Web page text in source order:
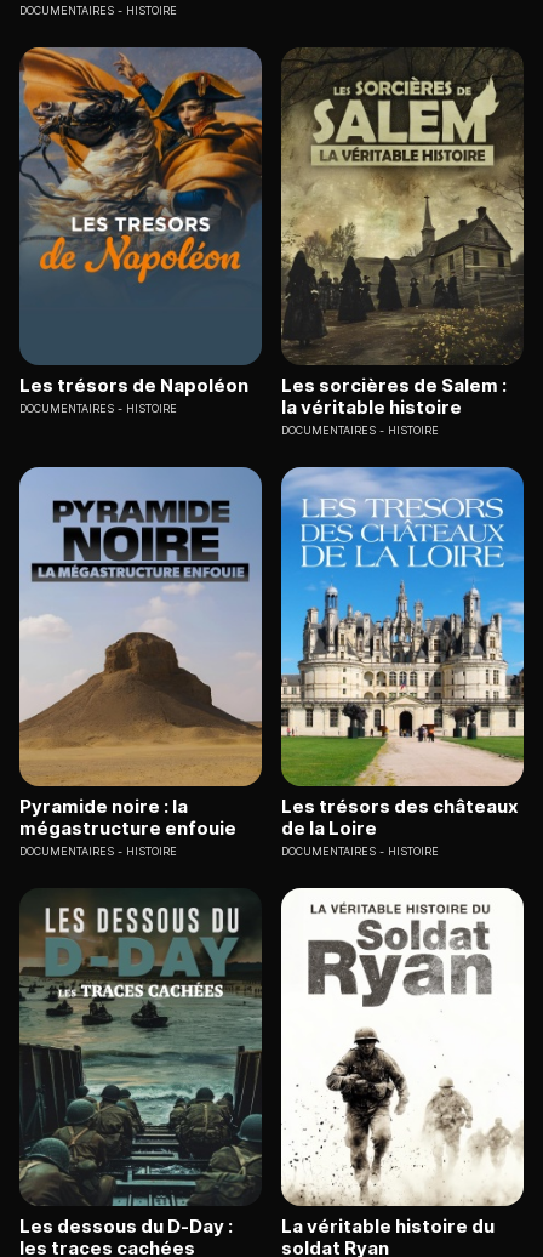
DOCUMENTAIRES HISTOIRE
Les trésors de Napoléon
DOCUMENTAIRES HISTOIRE
Les sorcières de Salem :
la véritable histoire
DOCUMENTAIRES HISTOIRE
Pyramide noire : la
mégastructure enfouie
DOCUMENTAIRES HISTOIRE
Les trésors des châteaux
de la Loire
DOCUMENTAIRES HISTOIRE
Les dessous du D-Day :
les traces cachées
La véritable histoire du
soldat Ryan